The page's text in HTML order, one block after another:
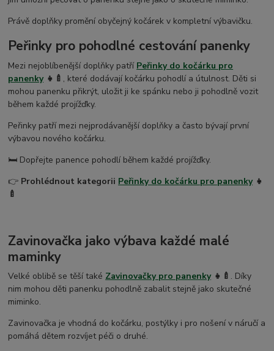
Právě doplňky promění obyčejný kočárek v kompletní výbavičku.
Peřinky pro pohodlné cestování panenky
Mezi nejoblíbenější doplňky patří Peřinky do kočárku pro
panenky👧🍼 , které dodávají kočárku pohodlí a útulnost. Děti si
mohou panenku přikrýt, uložit ji ke spánku nebo ji pohodlně vozit
během každé projížďky.
Peřinky patří mezi nejprodávanější doplňky a často bývají první
výbavou nového kočárku.
🛏️ Dopřejte panence pohodlí během každé projížďky.
👉 Prohlédnout kategorii Peřinky do kočárku pro panenky👧
🍼
Zavinovačka jako výbava každé malé
maminky
Velké oblibě se těší také Zavinovačky pro panenky👧🍼 . Díky
nim mohou děti panenku pohodlně zabalit stejně jako skutečné
miminko.
Zavinovačka je vhodná do kočárku, postýlky i pro nošení v náručí a
pomáhá dětem rozvíjet péči o druhé.